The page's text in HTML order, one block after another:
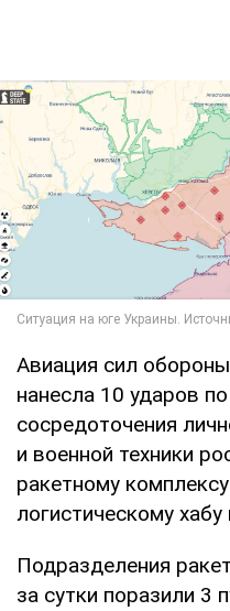
Авиация сил
нанесла 10 ударов
сосредоточения
и военной техники
ракетному
логистическому хабу
Подразделения
за сутки поразили 3